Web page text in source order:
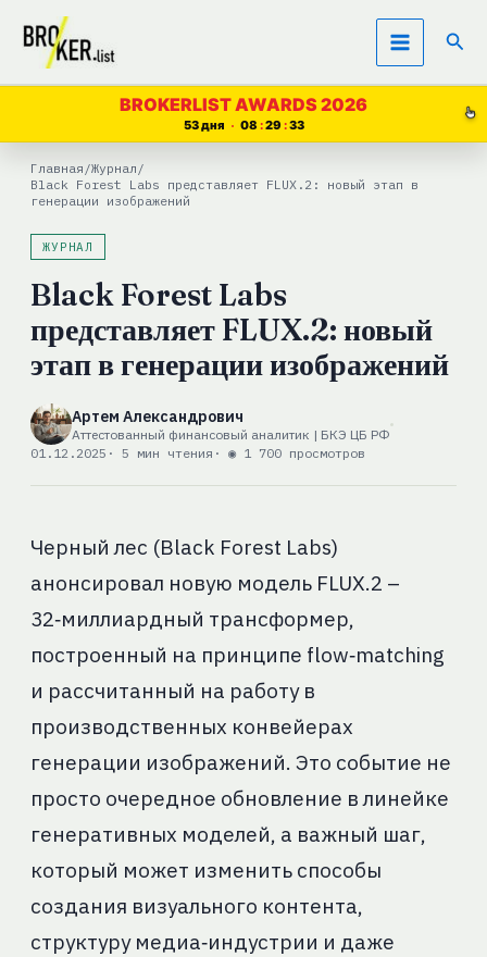
Перейти
содержимому
BROKERLIST AWARDS 2026
53 дня 08 29 32
Главная /Журнал /
Black Forest Labs представляет FLUX.2: новый этап в
генерации изображений
ЖУРНАЛ
Black Forest Labs
представляет FLUX.2: новый
этап в генерации изображений
Артем Александрович
Аттестованный финансовый аналитик | БКЭ ЦБ РФ
01.12.2025 · 5 мин чтения · ◉ 1 700 просмотров
Черный лес (Black Forest Labs)
анонсировал новую модель FLUX.2 –
32‑миллиардный трансформер,
построенный на принципе flow‑matching
и рассчитанный на работу в
производственных конвейерах
генерации изображений. Это событие не
просто очередное обновление в линейке
генеративных моделей, а важный шаг,
который может изменить способы
создания визуального контента,
структуру медиа‑индустрии и даже